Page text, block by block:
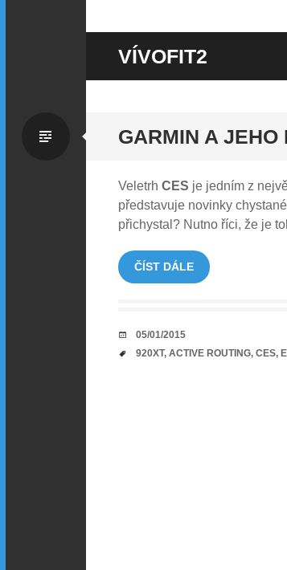
VÍVOFIT2
GARMIN A JEHO
Standart
Veletrh CES je jedním z
představuje novinky
přichystal? Nutno říci, že je
ČÍST DÁLE
DATUM
05/01/2015
TAGY
920XT, ACTIVE ROUTING, CES,